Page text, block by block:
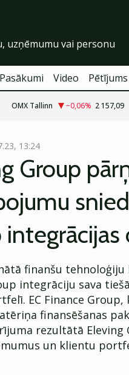
Pasākumi Video Pētījums
OMX Tallinn −0,06% 2 157,09
13:24
Group
integrācijas
finanšu tehnoloģiju
integrāciju sava
EC Finance
finansēšanas
rezultātā
un klientu